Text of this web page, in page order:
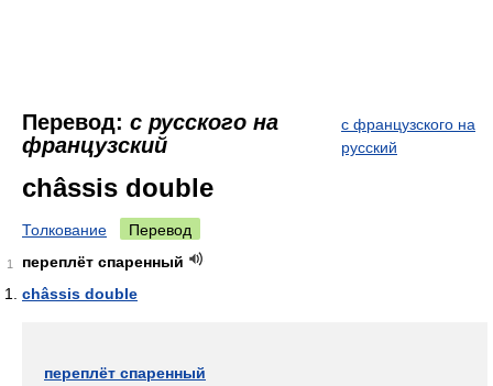
Перевод: с русского на
французский
с французского на
русский
châssis double
Толкование Перевод
1
переплёт спаренный
châssis double
переплёт спаренный